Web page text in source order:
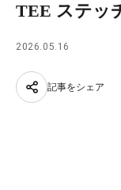
TEE ステッ
2026.05.16
記事をシェア